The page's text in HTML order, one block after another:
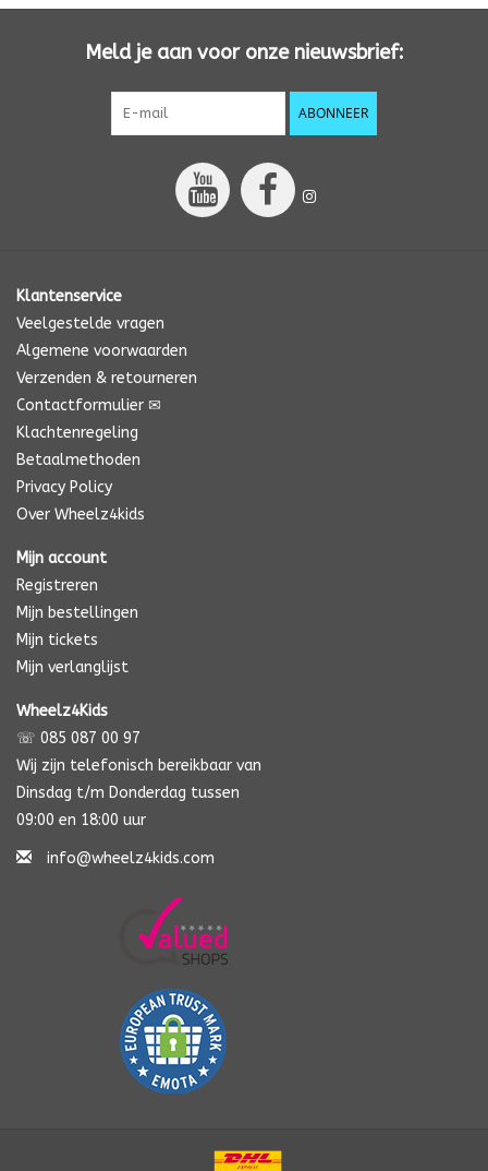
Meld je aan voor onze nieuwsbrief:
ABONNEER
Klantenservice
Veelgestelde vragen
Algemene voorwaarden
Verzenden & retourneren
Contactformulier ✉
Klachtenregeling
Betaalmethoden
Privacy Policy
Over Wheelz4kids
Mijn account
Registreren
Mijn bestellingen
Mijn tickets
Mijn verlanglijst
Wheelz4Kids
☏ 085 087 00 97
Wij zijn telefonisch bereikbaar van
Dinsdag t/m Donderdag tussen
09:00 en 18:00 uur
info@wheelz4kids.com